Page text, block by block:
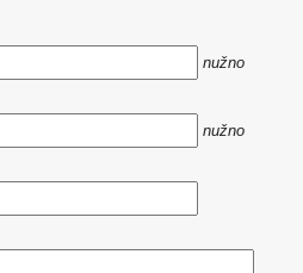
nužno
nužno